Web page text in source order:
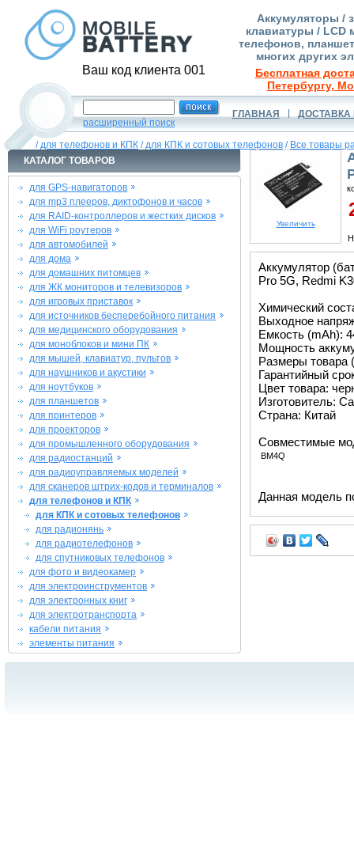
Ваш код клиента 001
Аккумуляторы /
клавиатуры / LCD
телефонов,
многих других
Бесплатная
Петербургу,
расширенный поиск
ГЛАВНАЯ ДОСТАВКА
/для телефонов и КПК /для КПК и сотовых телефонов / Все товары
КАТАЛОГ ТОВАРОВ
для GPS-навигаторов
для mp3 плееров, диктофонов и часов
для RAID-контроллеров и жестких дисков
для WiFi роутеров
для автомобилей
для дома
для домашних питомцев
для ЖК мониторов и телевизоров
для игровых приставок
для источников бесперебойного питания
для медицинского оборудования
для моноблоков и мини ПК
для мышей, клавиатур, пультов
для наушников и акустики
для ноутбуков
для планшетов
для принтеров
для проекторов
для промышленного оборудования
для радиостанций
для радиоуправляемых моделей
для сканеров штрих-кодов и терминалов
для телефонов и КПК
для КПК и сотовых телефонов
для радионянь
для радиотелефонов
для спутниковых телефонов
для фото и видеокамер
для электроинструментов
для электронных книг
для электротранспорта
кабели питания
элементы питания
Увеличить
Аккумулятор
Pro 5G, Redmi
Химический
Выходное
Емкость (mAh):
Мощность
Размеры товара
Гарантийный
Цвет товара:
Изготовитель:
Страна: Китай
Совместимые
BM4Q
Данная модель